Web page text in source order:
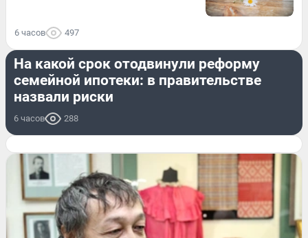
6 часов 497
НЕДВИЖИМОСТЬ
На какой срок отодвинули реформу
семейной ипотеки: в правительстве
назвали риски
6 часов 288